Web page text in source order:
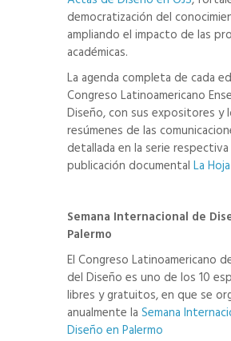
democratización del
ampliando el impacto de las
académicas.
La agenda completa de cada
Congreso Latinoamericano
Diseño, con sus expositores y
resúmenes de las
detallada en la serie
publicación documental La
Semana Internacional de
Palermo
El Congreso Latinoamericano
del Diseño es uno de los 10
libres y gratuitos, en que se
anualmente la Semana
Diseño en Palermo